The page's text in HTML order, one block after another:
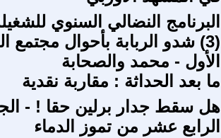
البرنامج النضالي السنوي
(3) شدو الربابة بأحوال مجتمع
الأول - محمد والصحابة
ما بعد الحداثة : مقاربة نقدية
هل سقط جدار برلين حقا ! -
الرابع عشر من تموز الدماء